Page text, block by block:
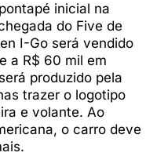
inicial na
do Five de
I-Go será vendido
a R$ 60 mil em
produzido pela
trazer o logotipo
e volante. Ao
o carro deve